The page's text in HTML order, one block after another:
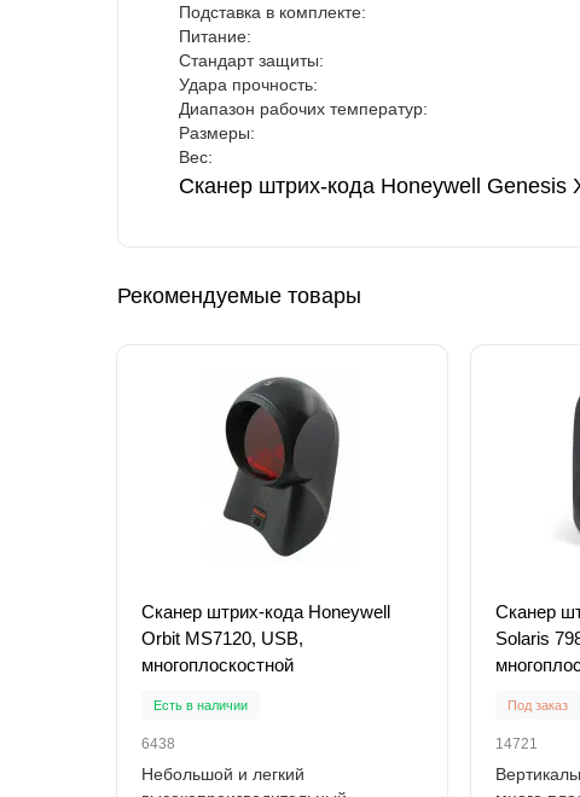
Подставка в комплекте:
Питание:
Стандарт защиты:
Удара прочность:
Диапазон рабочих температур:
Размеры:
Вес:
Сканер штрих-кода Honeywell Genesis
Рекомендуемые товары
Сканер штрих-кода Honeywell
Orbit MS7120, USB,
многоплоскостной
Есть в наличии
6438
Небольшой и легкий
Сканер
Solaris
Под заказ
14721